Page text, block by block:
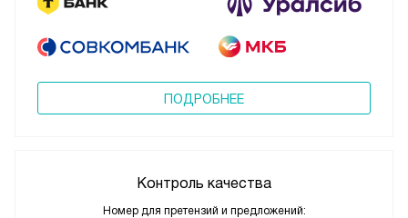
ПОДРОБНЕЕ
Контроль качества
Номер для претензий и предложений: